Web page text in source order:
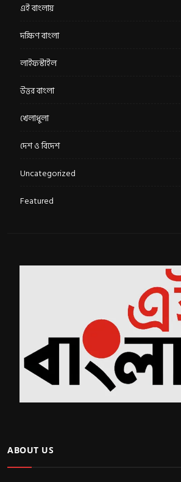
এই বাংলায়
দক্ষিণ বাংলা
লাইফস্টাইল
উত্তর বাংলা
খেলাধুলা
দেশ ও বিদেশ
Uncategorized
Featured
ABOUT US